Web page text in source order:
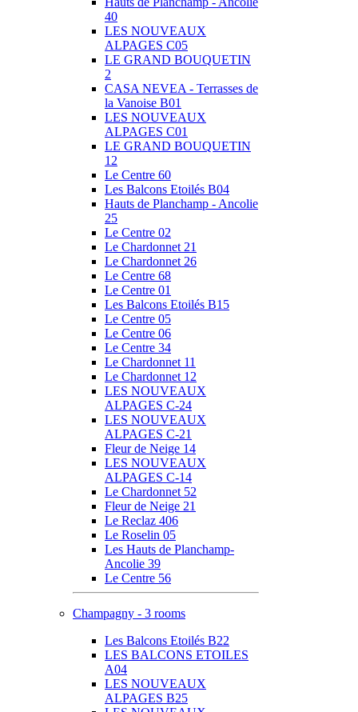
40
LES NOUVEAUX
ALPAGES C05
LE GRAND BOUQUETIN
2
CASA NEVEA - Terrasses de
la Vanoise B01
LES NOUVEAUX
ALPAGES C01
LE GRAND BOUQUETIN
12
Le Centre 60
Les Balcons Etoilés B04
Hauts de Planchamp - Ancolie
25
Le Centre 02
Le Chardonnet 21
Le Chardonnet 26
Le Centre 68
Le Centre 01
Les Balcons Etoilés B15
Le Centre 05
Le Centre 06
Le Centre 34
Le Chardonnet 11
Le Chardonnet 12
LES NOUVEAUX
ALPAGES C-24
LES NOUVEAUX
ALPAGES C-21
Fleur de Neige 14
LES NOUVEAUX
ALPAGES C-14
Le Chardonnet 52
Fleur de Neige 21
Le Reclaz 406
Le Roselin 05
Les Hauts de Planchamp-
Ancolie 39
Le Centre 56
Champagny - 3 rooms
Les Balcons Etoilés B22
LES BALCONS ETOILES
A04
LES NOUVEAUX
ALPAGES B25